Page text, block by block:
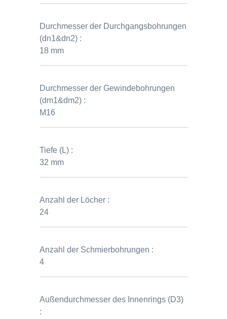
Durchmesser der Durchgangsbohrungen
(dn1&dn2) :
18 mm
Durchmesser der Gewindebohrungen
(dm1&dm2) :
M16
Tiefe (L) :
32 mm
Anzahl der Löcher :
24
Anzahl der Schmierbohrungen :
4
Außendurchmesser des Innenrings (D3)
: